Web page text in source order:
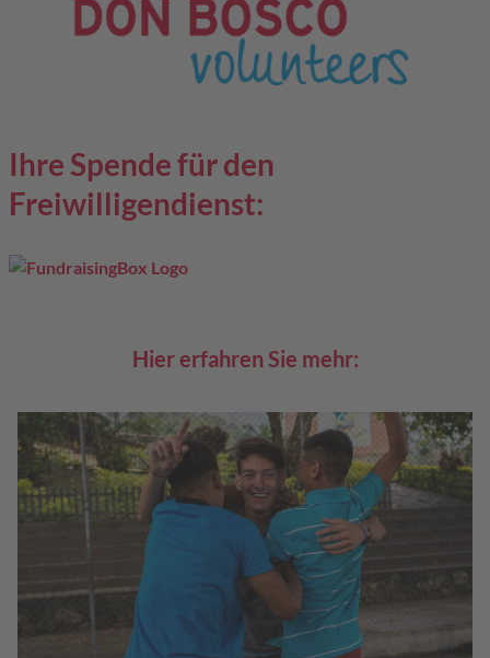
Ihre Spende für den
Freiwilligendienst:
Hier erfahren Sie mehr: